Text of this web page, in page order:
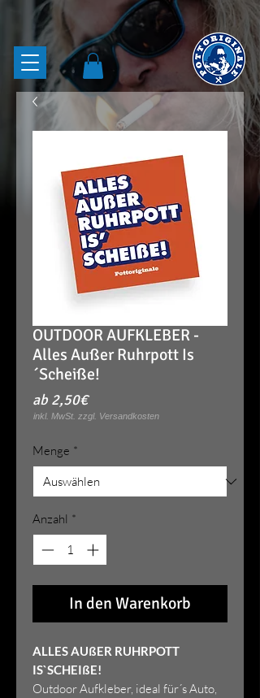
OUTDOOR AUFKLEBER -
Alles Außer Ruhrpott Is
´Scheiße!
ab 2,50€Sale-
Preis
Menge *
Anzahl *
In den Warenkorb
ALLES AUßER RUHRPOTT
IS`SCHEIßE!
Outdoor Aufkleber, ideal für´s Auto,